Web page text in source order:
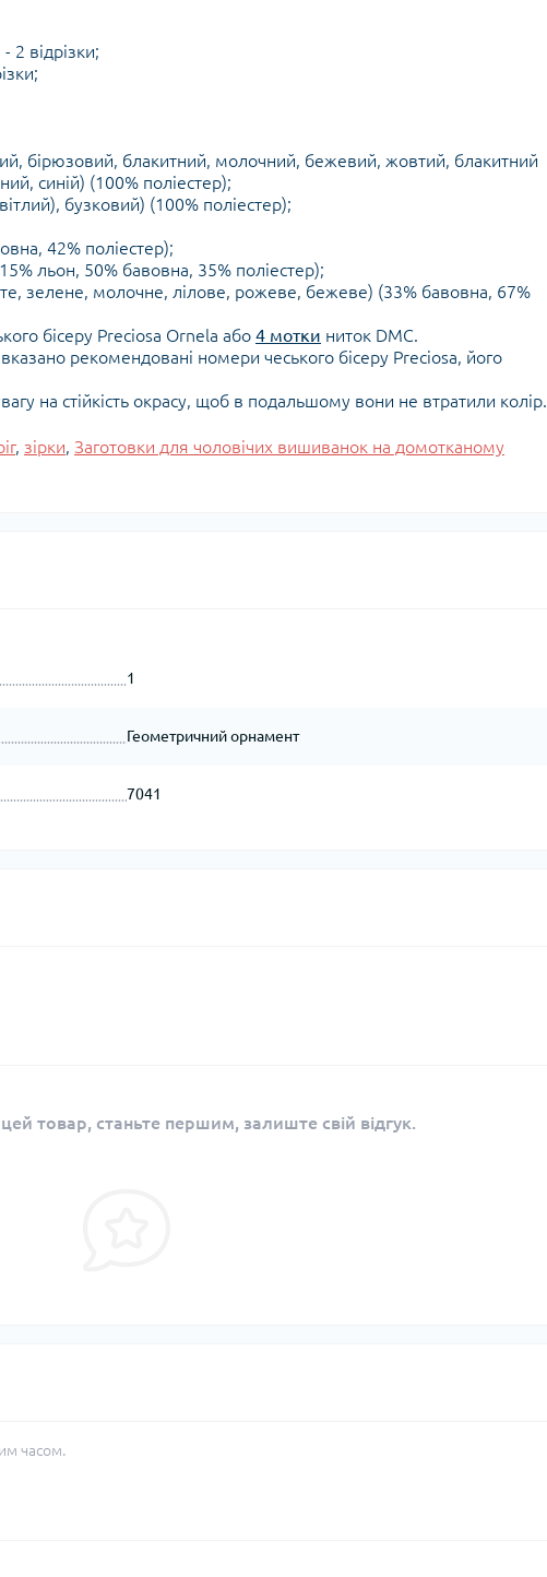
2 відрізки;
бірюзовий, блакитний, молочний, бежевий, жовтий, блакитний
синій) (100% поліестер);
бузковий) (100% поліестер);
42% поліестер);
льон, 50% бавовна, 35% поліестер);
зелене, молочне, лілове, рожеве, бежеве) (33% бавовна, 67%
бісеру Preciosa Ornela або 4 мотки ниток DMC.
рекомендовані номери чеського бісеру Preciosa, його
на стійкість окрасу, щоб в подальшому вони не втратили колір.
, зірки, Заготовки для чоловічих вишиванок на домотканому
1
Геометричний орнамент
7041
товар, станьте першим, залиште свій відгук.
часом.